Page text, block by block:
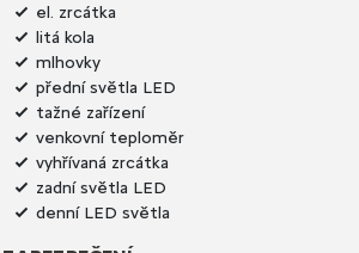
el. zrcátka
litá kola
mlhovky
přední světla LED
tažné zařízení
venkovní teploměr
vyhřívaná zrcátka
zadní světla LED
denní LED světla